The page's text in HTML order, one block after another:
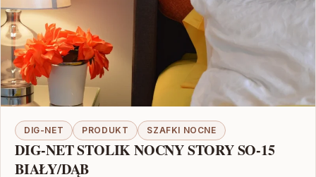
DIG-NET PRODUKT SZAFKI NOCNE
DIG-NET STOLIK NOCNY STORY SO-15
BIAŁY/DĄB